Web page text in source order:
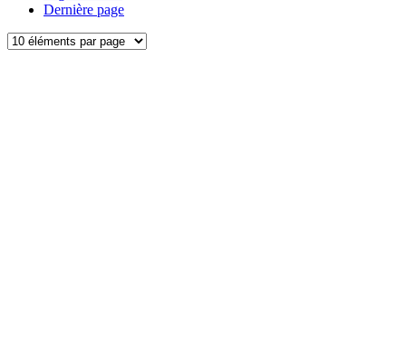
Dernière page